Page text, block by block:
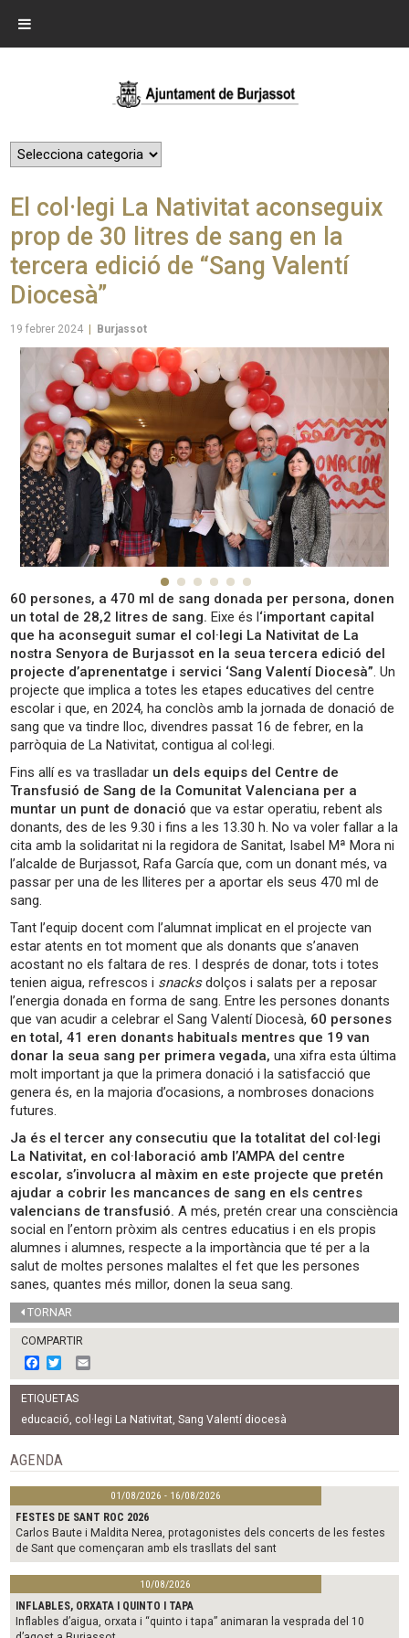
El col·legi La Nativitat aconseguix
prop de 30 litres de sang en la
tercera edició de “Sang Valentí
Diocesà”
19 febrer 2024 Burjassot
60 persones, a 470 ml de sang donada per persona, donen
un total de 28,2 litres de sang. Eixe és l‘important capital
que ha aconseguit sumar el col·legi La Nativitat de La
nostra Senyora de Burjassot en la seua tercera edició del
projecte d’aprenentatge i servici ‘Sang Valentí Diocesà”. Un
projecte que implica a totes les etapes educatives del centre
escolar i que, en 2024, ha conclòs amb la jornada de donació de
sang que va tindre lloc, divendres passat 16 de febrer, en la
parròquia de La Nativitat, contigua al col·legi.
Fins allí es va traslladar un dels equips del Centre de
Transfusió de Sang de la Comunitat Valenciana per a
muntar un punt de donació que va estar operatiu, rebent als
donants, des de les 9.30 i fins a les 13.30 h. No va voler fallar a la
cita amb la solidaritat ni la regidora de Sanitat, Isabel Mª Mora ni
l’alcalde de Burjassot, Rafa García que, com un donant més, va
passar per una de les lliteres per a aportar els seus 470 ml de
sang.
Tant l’equip docent com l’alumnat implicat en el projecte van
estar atents en tot moment que als donants que s’anaven
acostant no els faltara de res. I després de donar, tots i totes
tenien aigua, refrescos i snacksdolços i salats per a reposar
l’energia donada en forma de sang. Entre les persones donants
que van acudir a celebrar el Sang Valentí Diocesà, 60 persones
en total, 41 eren donants habituals mentres que 19 van
donar la seua sang per primera vegada, una xifra esta última
molt important ja que la primera donació i la satisfacció que
genera és, en la majoria d’ocasions, a nombroses donacions
futures.
Ja és el tercer any consecutiu que la totalitat del col·legi
La Nativitat, en col·laboració amb l’AMPA del centre
escolar, s’involucra al màxim en este projecte que pretén
ajudar a cobrir les mancances de sang en els centres
valencians de transfusió. A més, pretén crear una consciència
social en l’entorn pròxim als centres educatius i en els propis
alumnes i alumnes, respecte a la importància que té per a la
salut de moltes persones malaltes el fet que les persones
sanes, quantes més millor, donen la seua sang.
TORNAR
COMPARTIR
F
a
c
e
b
o
o
k
w
i
t
t
e
m
l
ETIQUETAS
educació, col·legi La Nativitat,Sang Valentí diocesà
AGENDA
01/08/2026 - 16/08/2026
FESTES DE SANT ROC 2026
Carlos Baute i Maldita Nerea, protagonistes dels concerts de les festes
de Sant que començaran amb els trasllats del sant
10/08/2026
INFLABLES, ORXATA I QUINTO I TAPA
Inflables d’aigua, orxata i “quinto i tapa” animaran la vesprada del 10